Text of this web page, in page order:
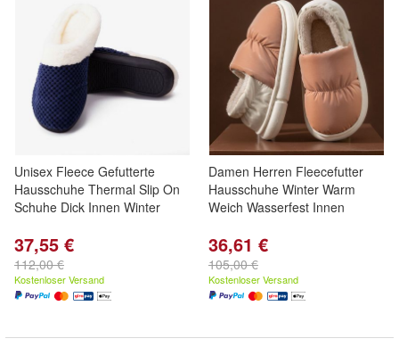
Unisex Fleece Gefutterte
Hausschuhe Thermal Slip On
Schuhe Dick Innen Winter
37,55 €
112,00 €
Kostenloser Versand
Damen Herren Fleecefutter
Hausschuhe Winter Warm
Weich Wasserfest Innen
36,61 €
105,00 €
Kostenloser Versand